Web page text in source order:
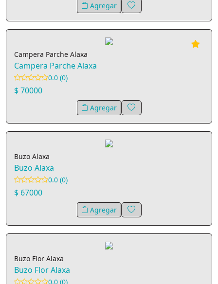
Agregar
Campera Parche Alaxa
Campera Parche Alaxa
0.0 (0)
$ 70000
Agregar
Buzo Alaxa
Buzo Alaxa
0.0 (0)
$ 67000
Agregar
Buzo Flor Alaxa
Buzo Flor Alaxa
0.0 (0)